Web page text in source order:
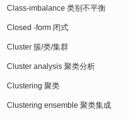
Class-imbalance 类别不平衡
Closed -form 闭式
Cluster 簇/类/集群
Cluster analysis 聚类分析
Clustering 聚类
Clustering ensemble 聚类集成